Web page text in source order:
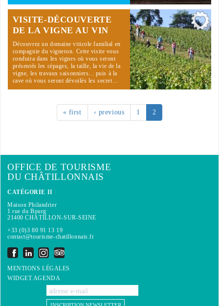
VISITE-DÉCOUVERTE
DE LA VIGNE AU VIN
Découvrez un domaine viticole familial en
compagnie du vigneron. Cette visite vous
conduira dans les vignes où vous seront
présentés les cépages, la taille, la vie de la
vigne, les travaux saisonniers... puis à la
cave où vous seront dévoilés les secret…
« first ‹ previous 1 2
OFFICE DE TOURISME
DU CHÂTILLONNAIS
CATÉGORIE II
Maison Philandrier
1 rue du Bourg
21400 CHÂTILLON-SUR-SEINE
+33 (0)3 80 91 13 19
contact@tourisme-chatillonnais.fr
MENTIONS LÉGALES
WIDGET AGENDA